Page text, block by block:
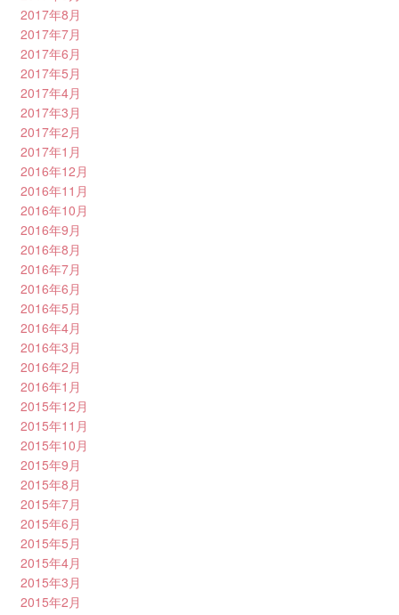
2017年8月
2017年7月
2017年6月
2017年5月
2017年4月
2017年3月
2017年2月
2017年1月
2016年12月
2016年11月
2016年10月
2016年9月
2016年8月
2016年7月
2016年6月
2016年5月
2016年4月
2016年3月
2016年2月
2016年1月
2015年12月
2015年11月
2015年10月
2015年9月
2015年8月
2015年7月
2015年6月
2015年5月
2015年4月
2015年3月
2015年2月